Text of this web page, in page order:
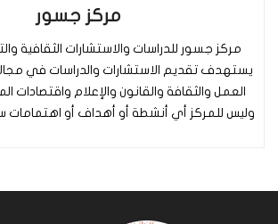
مركز جسور
مركز جسور للدراسات والاستشارات الثقافية
يستهدف تقديم الاستشارات والدراسات في
العمل والثقافة والقانون والإعلام واقتصادات
وليس للمركز أي أنشطة أو أهداف أو اهتمامات